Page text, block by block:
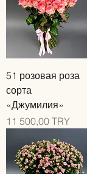
51 розовая роза
сорта
«Джумилия»
Цена
11 500,00 TRY